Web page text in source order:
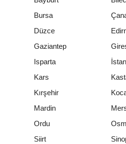
Bursa
Düzce
Gaziantep
Isparta
Kars
Kırşehir
Mardin
Ordu
Siirt